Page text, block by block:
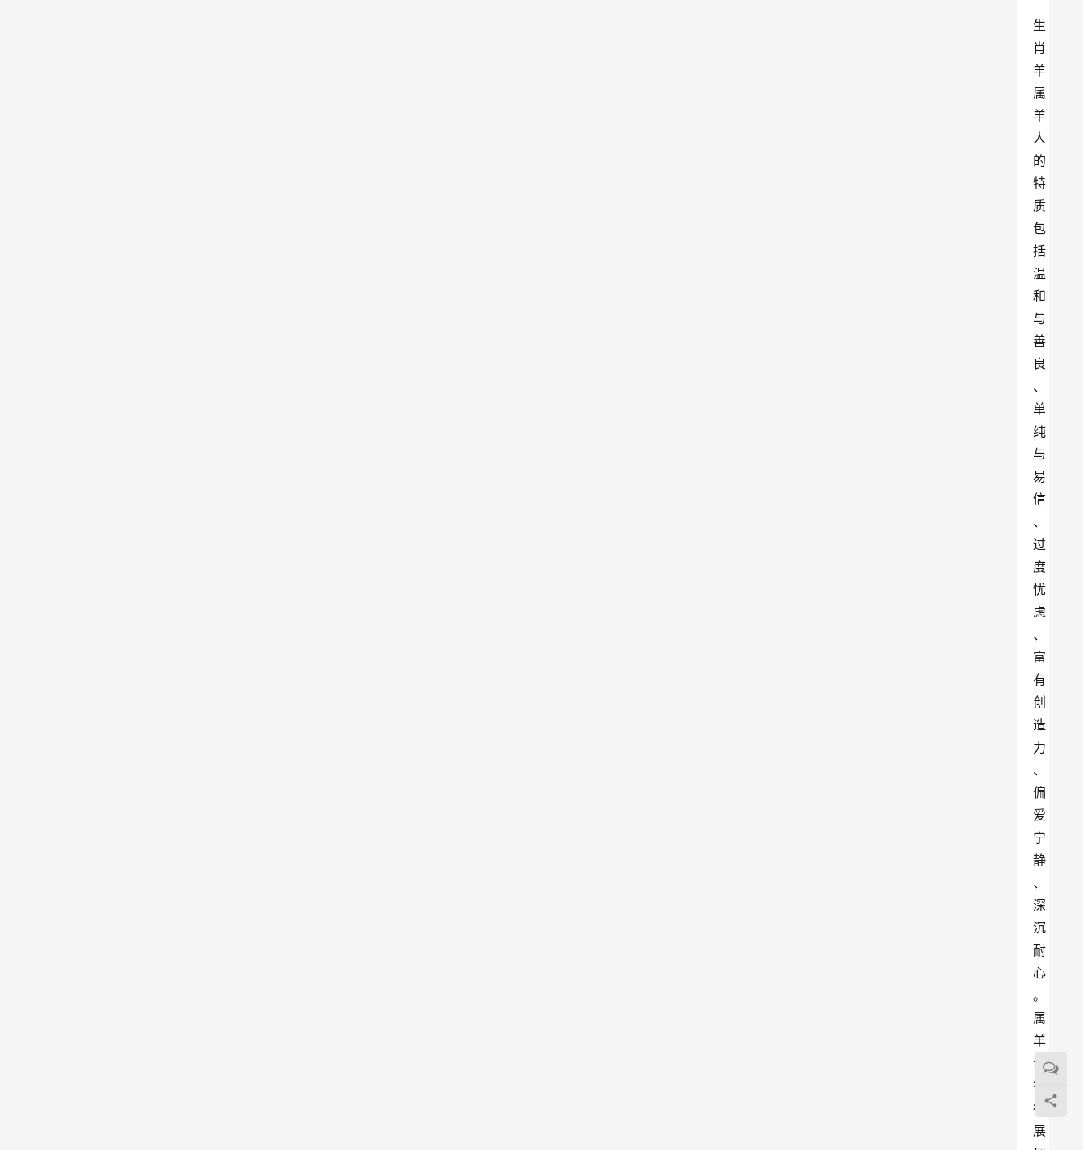
生
肖
羊
属
羊
人
的
特
质
包
括
温
和
与
善
良
、
单
纯
与
易
信
、
过
度
忧
虑
、
富
有
创
造
力
、
偏
爱
宁
静
、
深
沉
耐
心
。
属
羊
者
往
往
展